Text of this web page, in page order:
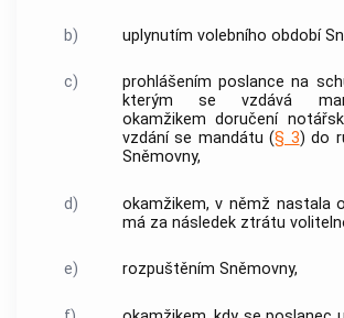
b) uplynutím volebního období
c)
prohlášením poslance na
kterým se vzdává
okamžikem doručení
vzdání se mandátu (§ 3) do
Sněmovny,
d)
okamžikem, v němž nastala
má za následek ztrátu
e) rozpuštěním Sněmovny,